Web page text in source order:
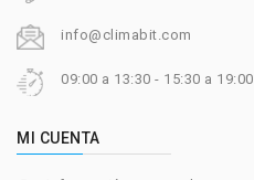
info@climabit.com
09:00 a 13:30 - 15:30 a 19:00
MI CUENTA